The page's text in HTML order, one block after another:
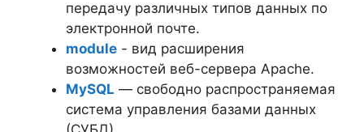
передачу различных типов данных по
электронной почте.
module - вид расширения
возможностей веб-сервера Apache.
MySQL — свободно распространяемая
система управления базами данных